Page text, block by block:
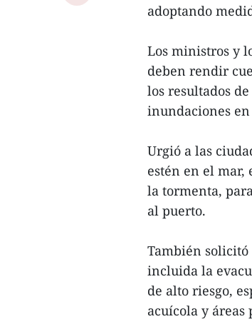
adoptando
Los ministros y
deben rendir
los resultados
inundaciones en
Urgió a las
estén en el mar,
la tormenta,
al puerto.
También solicitó
incluida la
de alto riesgo,
acuícola y